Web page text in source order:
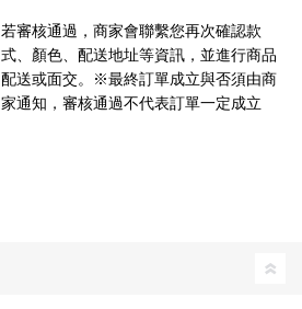
若審核通過，商家會聯繫您再次確認款
式、顏色、配送地址等資訊，並進行商品
配送或面交。※最終訂單成立與否須由商
家通知，審核通過不代表訂單一定成立